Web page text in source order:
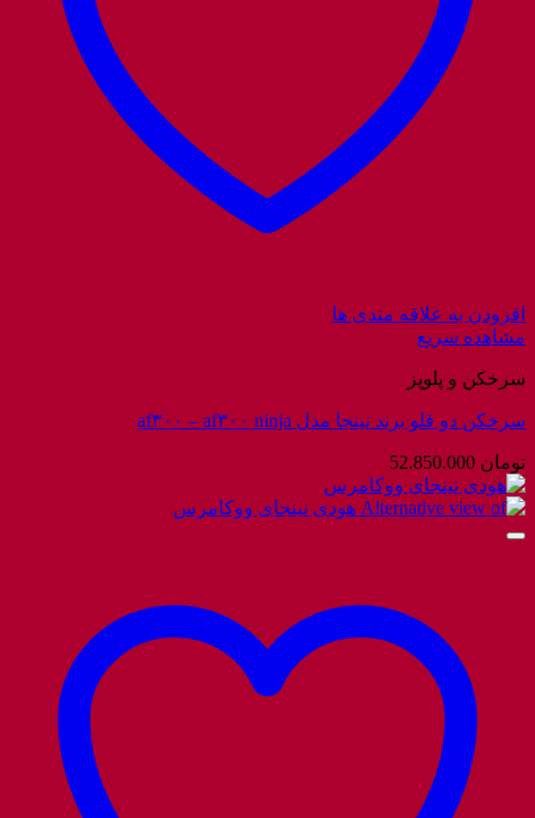
افزودن به علاقه مندی ها
مشاهده سریع
سرخکن و پلوپز
سرخکن دو قلو برند نینجا مدل af۳۰۰ – af۳۰۰ ninja
تومان